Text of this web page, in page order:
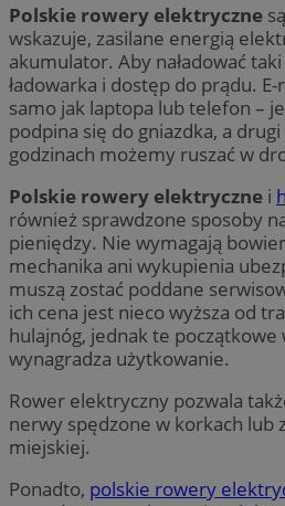
Polskie rowery elektryczne
wskazuje, zasilane energią
akumulator. Aby naładować
ładowarka i dostęp do prądu.
samo jak laptopa lub telefon –
podpina się do gniazdka, a
godzinach możemy ruszać w
Polskie rowery elektryczne i
również sprawdzone sposoby
pieniędzy. Nie wymagają
mechanika ani wykupienia
muszą zostać poddane
ich cena jest nieco wyższa od
hulajnóg, jednak te początkowe
wynagradza użytkowanie.
Rower elektryczny pozwala
nerwy spędzone w korkach lub
miejskiej.
Ponadto, polskie rowery